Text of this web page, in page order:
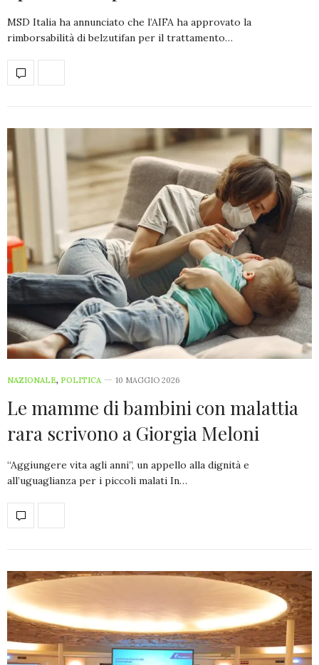
MSD Italia ha annunciato che l’AIFA ha approvato la
rimborsabilità di belzutifan per il trattamento…
NAZIONALE, POLITICA 10 MAGGIO 2026
Le mamme di bambini con malattia
rara scrivono a Giorgia Meloni
“Aggiungere vita agli anni”, un appello alla dignità e
all’uguaglianza per i piccoli malati In…